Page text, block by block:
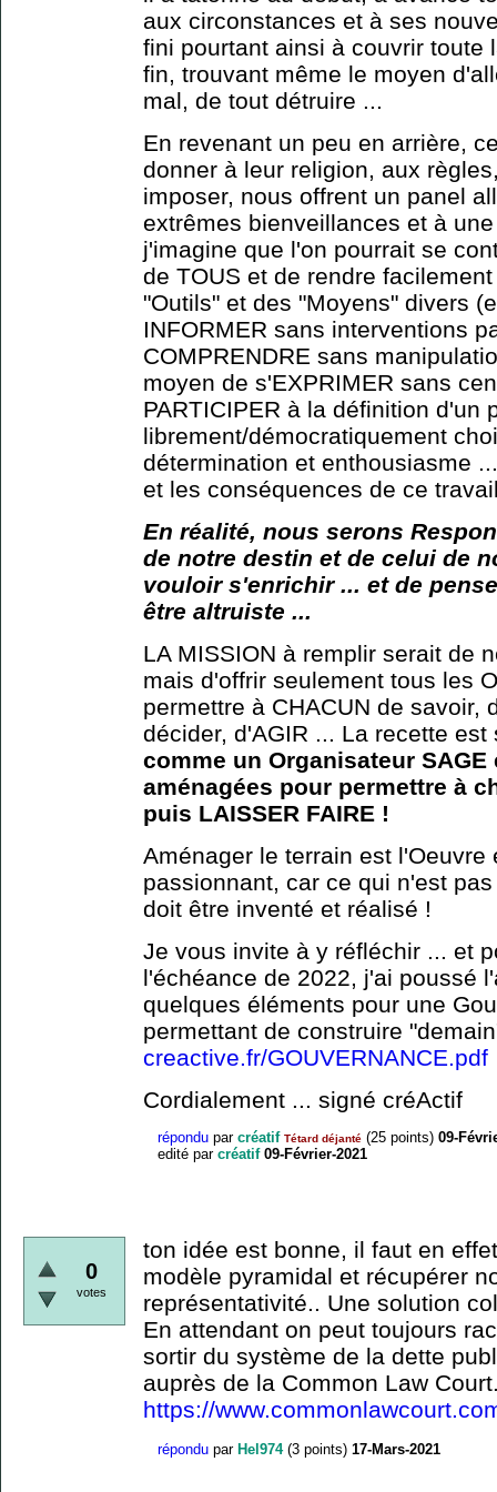
aux circonstances et à ses
fini pourtant ainsi à couvrir toute
fin, trouvant même le moyen
mal, de tout détruire ...
En revenant un peu en arrière,
donner à leur religion, aux
imposer, nous offrent un panel
extrêmes bienveillances et à
j'imagine que l'on pourrait se
de TOUS et de rendre
"Outils" et des "Moyens" divers
INFORMER sans interventions
COMPRENDRE sans
moyen de s'EXPRIMER sans
PARTICIPER à la définition d'un
librement/démocratiquement
détermination et enthousiasme
et les conséquences de ce
En réalité, nous serons
de notre destin et de celui de
vouloir s'enrichir ... et de
être altruiste ...
LA MISSION à remplir serait de
mais d'offrir seulement tous les
permettre à CHACUN de savoir,
décider, d'AGIR ... La recette
comme un Organisateur
aménagées pour permettre à
puis LAISSER FAIRE !
Aménager le terrain est
passionnant, car ce qui n'est
doit être inventé et réalisé !
Je vous invite à y réfléchir ... et
l'échéance de 2022, j'ai poussé
quelques éléments pour une
permettant de construire
creactive.fr/GOUVERNANCE.pdf
Cordialement ... signé créActif
répondu par créatif Tétard déjanté (25 points) 09-
edité par créatif 09-Février-2021
0
votes
ton idée est bonne, il faut en
modèle pyramidal et récupérer
représentativité.. Une solution
En attendant on peut toujours
sortir du système de la dette
auprès de la Common Law
https://
répondu par Hel974 (3 points) 17-Mars-2021